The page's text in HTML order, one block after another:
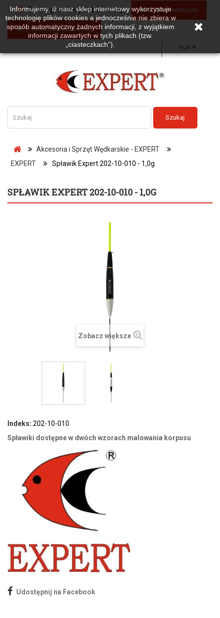
Brak sprzedaży detalicznej Sklep detaliczny
Strefa dla handlowców
PLN
Szukaj
Akcesoria i Sprzęt Wędkarskie - EXPERT
EXPERT
Spławik Expert 202-10-010 - 1,0g
SPŁAWIK EXPERT 202-10-010 - 1,0G
Zobacz większe
Indeks: 202-10-010
Spławiki dostępne w dwóch wzorach malowania korpusu
Udostępnij na Facebook
Informujemy, iż nasz sklep internetowy wykorzystuje
technologię plików cookies a jednocześnie nie zbiera w
sposób automatyczny żadnych informacji, z wyjątkiem
informacji zawartych w tych plikach (tzw.
„ciasteczkach”).